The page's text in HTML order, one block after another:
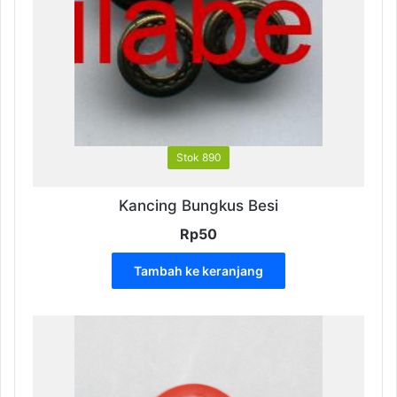
di
halaman
produk
Stok 890
Kancing Bungkus Besi
Rp50
Tambah ke keranjang